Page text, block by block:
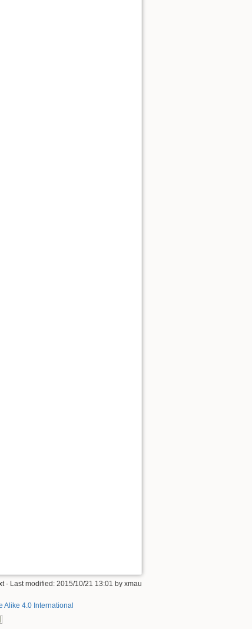
· Last modified: 2015/10/21 13:01 by xmau
Alike 4.0 International